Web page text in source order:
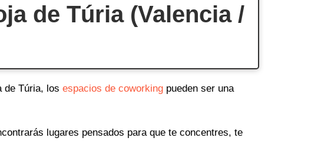
de Túria (Valencia /
de Túria, los espacios de coworking pueden ser una
lugares pensados para que te concentres, te